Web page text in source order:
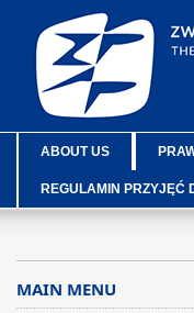
ABOUT US
REGULAMIN PRZYJĘĆ
MAIN MENU